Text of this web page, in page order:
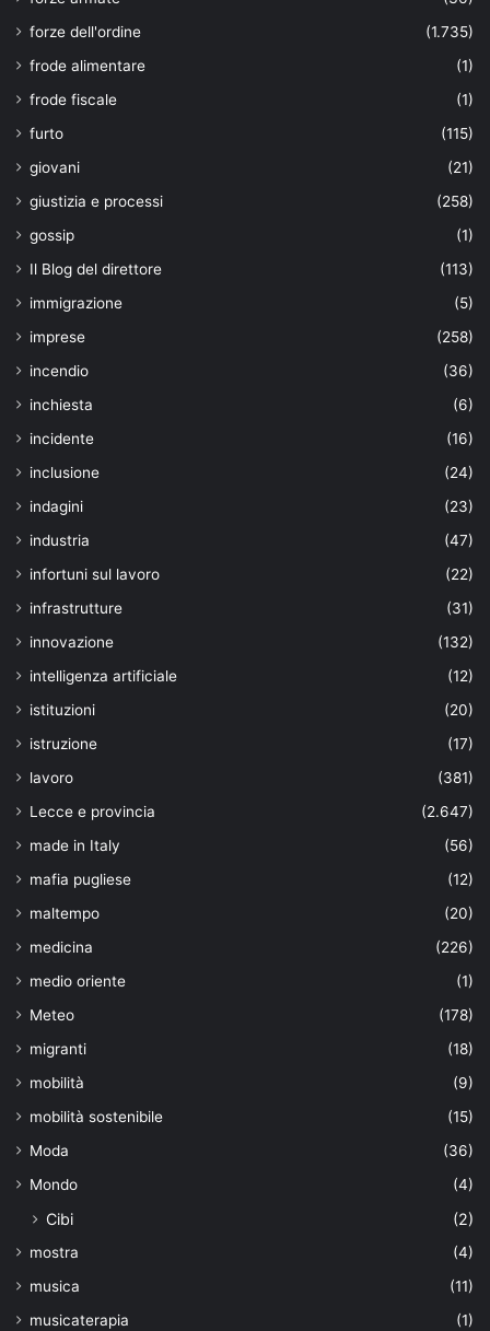
forze dell'ordine
(1.735)
frode alimentare
(1)
frode fiscale
(1)
furto
(115)
giovani
(21)
giustizia e processi
(258)
gossip
(1)
Il Blog del direttore
(113)
immigrazione
(5)
imprese
(258)
incendio
(36)
inchiesta
(6)
incidente
(16)
inclusione
(24)
indagini
(23)
industria
(47)
infortuni sul lavoro
(22)
infrastrutture
(31)
innovazione
(132)
intelligenza artificiale
(12)
istituzioni
(20)
istruzione
(17)
lavoro
(381)
Lecce e provincia
(2.647)
made in Italy
(56)
mafia pugliese
(12)
maltempo
(20)
medicina
(226)
medio oriente
(1)
Meteo
(178)
migranti
(18)
mobilità
(9)
mobilità sostenibile
(15)
Moda
(36)
Mondo
(4)
Cibi (2)
mostra
(4)
musica
(11)
musicaterapia
(1)